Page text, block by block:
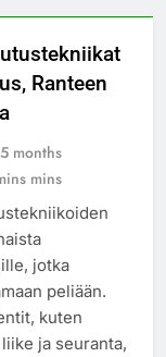
Ranteen
5 months
mins
jotka
peliään.
kuten
ja seuranta,